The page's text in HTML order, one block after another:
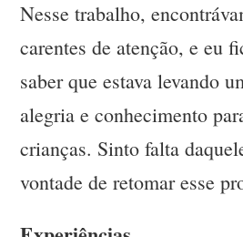
Nesse trabalho,
carentes de atenção, e eu
saber que estava levando
alegria e conhecimento
crianças. Sinto falta
vontade de retomar esse